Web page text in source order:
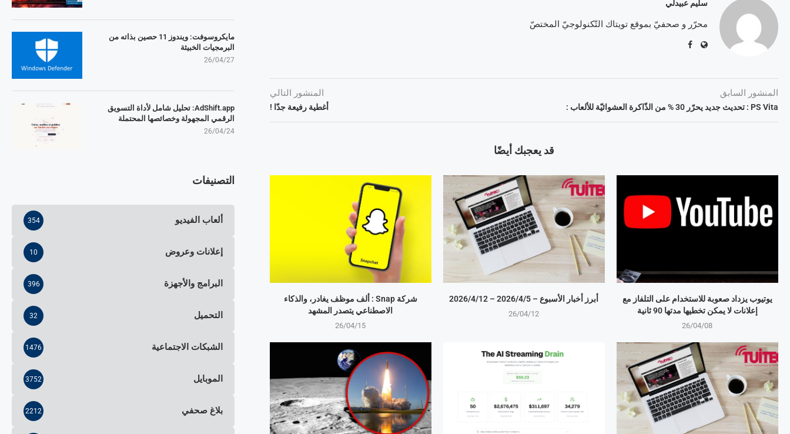
سليم عبيدلي
محرّر و صحفيّ بموقع تويتاك التّكنولوجيّ المختصّ
المنشور السابق
PS Vita : تحديث جديد يحرّر 30 % من الذّاكرة العشوائيّة للألعاب :
المنشور التالي
أغطية رفيعة جدّا !
قد يعجبك أيضًا
شركة Snap : ألف موظف يغادر، والذكاء
الاصطناعي يتصدر المشهد
26/04/15
أبرز أخبار الأسبوع – 5‏/4‏/2026 – 12‏/4‏/2026
26/04/12
يوتيوب يزداد صعوبة للاستخدام على التلفاز مع
إعلانات لا يمكن تخطيها مدتها 90 ثانية
26/04/08
مايكروسوفت: ويندوز 11 حصين بذاته من
البرمجيات الخبيثة
26/04/27
AdShift.app: تحليل شامل لأداة التسويق
الرقمي المجهولة وخصائصها المحتملة
26/04/24
التصنيفات
ألعاب الفيديو 354
إعلانات وعروض 10
البرامج والأجهزة 396
التحميل 32
الشبكات الاجتماعية 1476
الموبايل 3752
بلاغ صحفي 2212